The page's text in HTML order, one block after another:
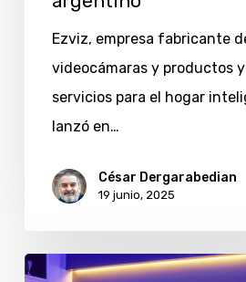
inteligentes
para
hogar
argentino
Ezviz, empresa fabricante
videocámaras y productos y
servicios para el hogar
lanzó en…
César Dergarabedian
19 junio, 2025
Samsung